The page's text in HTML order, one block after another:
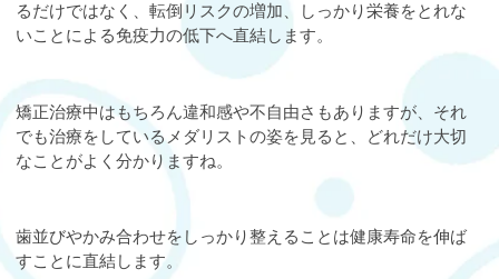
るだけではなく、転倒リスクの増加、しっかり栄養をとれな
いことによる免疫力の低下へ直結します。
矯正治療中はもちろん違和感や不自由さもありますが、それ
でも治療をしているメダリストの姿を見ると、どれだけ大切
なことがよく分かりますね。
歯並びやかみ合わせをしっかり整えることは健康寿命を伸ば
すことに直結します。